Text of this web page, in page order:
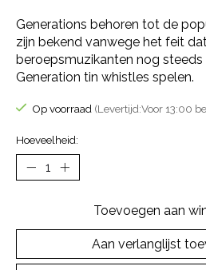
Generations behoren tot de
zijn bekend vanwege het feit
beroepsmuzikanten nog
Generation tin whistles spelen.
Op voorraad (Levertijd:Voor 13:00
Hoeveelheid:
Toevoegen aan
Aan verlanglijst